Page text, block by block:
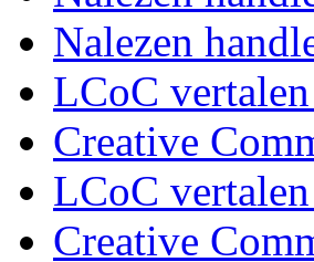
Nalezen
LCoC vertalen
Creative
LCoC vertalen
Creative